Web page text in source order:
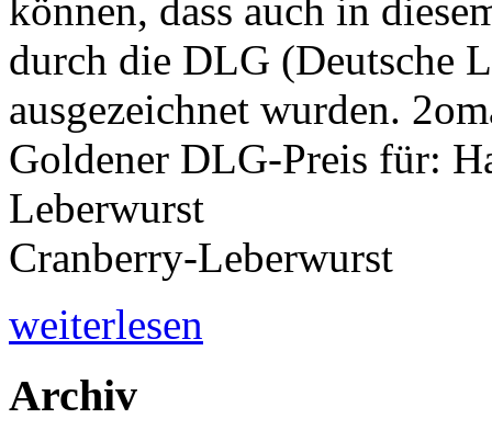
können, dass auch in
durch die DLG (Deutsche
ausgezeichnet wurden.
Goldener DLG-Preis für:
Leberwurst
Cranberry-
weiterlesen
Archiv